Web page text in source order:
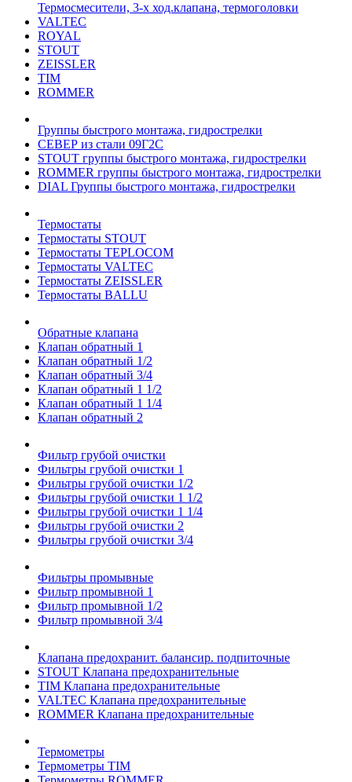
Термосмесители, 3-х ход.клапана, термоголовки
VALTEC
ROYAL
STOUT
ZEISSLER
TIM
ROMMER
Группы быстрого монтажа, гидрострелки
СЕВЕР из стали 09Г2С
STOUT группы быстрого монтажа, гидрострелки
ROMMER группы быстрого монтажа, гидрострелки
DIAL Группы быстрого монтажа, гидрострелки
Термостаты
Термостаты STOUT
Термостаты TEPLOCOM
Термостаты VALTEC
Термостаты ZEISSLER
Термостаты BALLU
Обратные клапана
Клапан обратный 1
Клапан обратный 1/2
Клапан обратный 3/4
Клапан обратный 1 1/2
Клапан обратный 1 1/4
Клапан обратный 2
Фильтр грубой очистки
Фильтры грубой очистки 1
Фильтры грубой очистки 1/2
Фильтры грубой очистки 1 1/2
Фильтры грубой очистки 1 1/4
Фильтры грубой очистки 2
Фильтры грубой очистки 3/4
Фильтры промывные
Фильтр промывной 1
Фильтр промывной 1/2
Фильтр промывной 3/4
Клапана предохранит. балансир. подпиточные
STOUT Клапана предохранительные
TIM Клапана предохранительные
VALTEC Клапана предохранительные
ROMMER Клапана предохранительные
Термометры
Термометры TIM